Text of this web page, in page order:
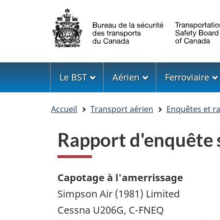
Sélection
de
la
langue
Menu
Le BST Aérien Ferroviaire
Accueil Transport aérien Enquêtes et
Rapport
Capotage à l'amerrissage
Simpson Air (1981) Limited
Cessna U206G, C-FNEQ